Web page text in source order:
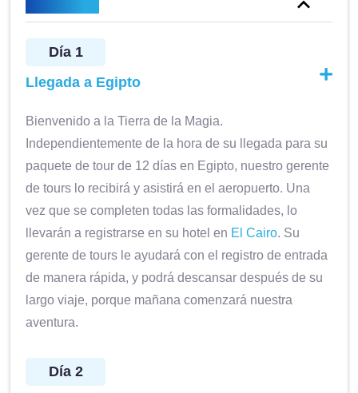
Día 1
Llegada a Egipto
Bienvenido a la Tierra de la Magia.
Independientemente de la hora de su llegada para su
paquete de tour de 12 días en Egipto, nuestro gerente
de tours lo recibirá y asistirá en el aeropuerto. Una
vez que se completen todas las formalidades, lo
llevarán a registrarse en su hotel en El Cairo. Su
gerente de tours le ayudará con el registro de entrada
de manera rápida, y podrá descansar después de su
largo viaje, porque mañana comenzará nuestra
aventura.
Día 2